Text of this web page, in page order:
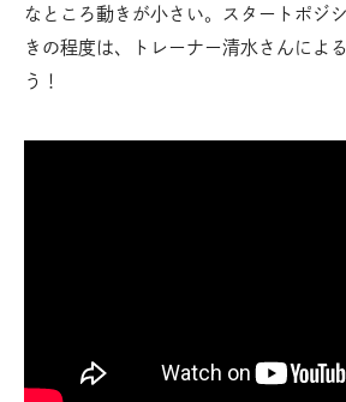
なところ動きが小さい。スタートポジ
きの程度は、トレーナー清水さんによ
う！